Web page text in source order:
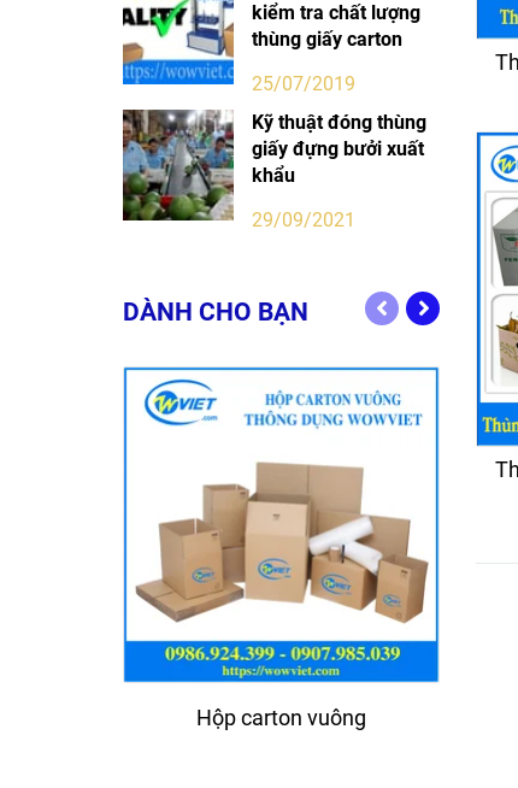
kiểm tra chất lượng
thùng giấy carton
25/07/2019
Kỹ thuật đóng thùng
giấy đựng bưởi xuất
khẩu
29/09/2021
DÀNH CHO BẠN
Hộp carton vuông